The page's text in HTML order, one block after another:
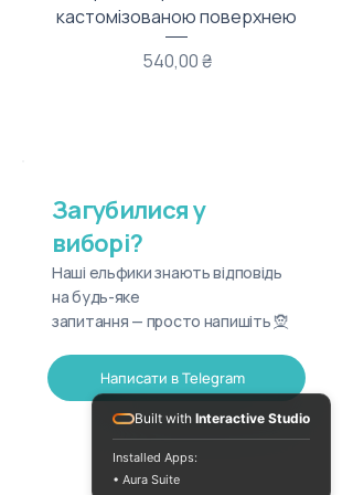
кастомізованою поверхнею
Ціна
540,00 ₴
Загубилися у
виборі?
Наші ельфики знають відповідь
на будь-яке
запитання — просто напишіть 🧝
Написати в Telegram
Built with Interactive Studio
Installed Apps:
• Aura Suite